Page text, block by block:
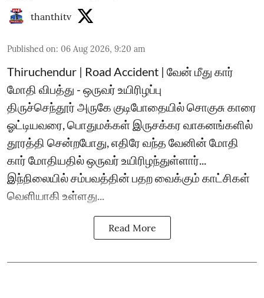
thanthitv
Published on: 06 Aug 2026, 9:20 am
Thiruchendur | Road Accident | வேன் மீது கார்
மோதி விபத்து - ஒருவர் உயிரிழப்பு
திருச்செந்தூர் அருகே குடிபோதையில் சொகுசு காரை
ஓட்டியவரை, பொதுமக்கள் இருசக்கர வாகனங்களில்
தூரத்தி சென்றபோது, எதிரே வந்த வேனின் மோதி
கார் மோதியதில் ஒருவர் உயிரிழந்துள்ளார்...
இந்நிலையில் சம்பவத்தின் பதற வைக்கும் காட்சிகள்
வெளியாகி உள்ளது...
Read More